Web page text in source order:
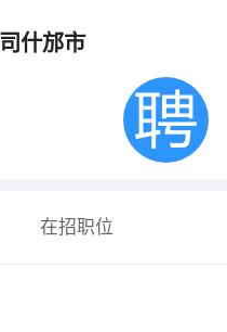
什邡市
在招职位